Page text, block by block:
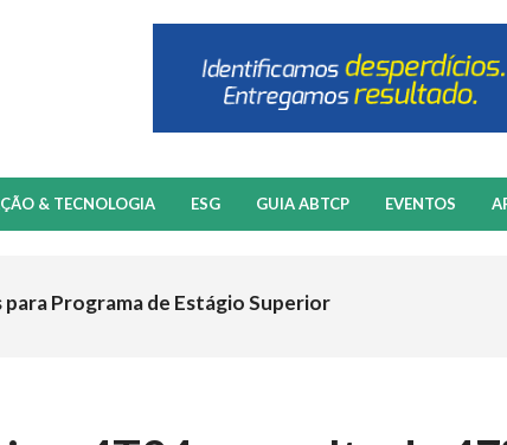
& TECNOLOGIA ESG GUIA ABTCP EVENTOS
para Programa de Estágio Superior